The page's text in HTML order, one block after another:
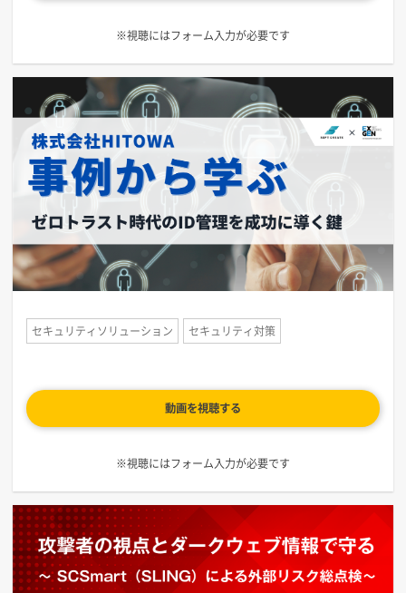
※視聴にはフォーム入力が必要です
セキュリティソリューション セキュリティ対策
動画を視聴する
※視聴にはフォーム入力が必要です